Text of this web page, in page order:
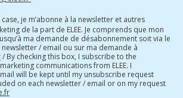
je m’abonne à la newsletter et autres
de la part de ELEE. Je comprends que mon
ma demande de désabonnement soit via le
/ email ou sur ma demande à
/ By checking this box, I subscribe to the
communications from ELEE. I
will be kept until my unsubscribe request
on each newsletter / email or on my request